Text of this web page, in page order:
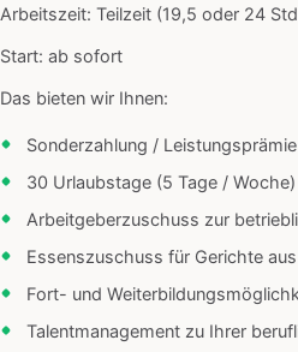
Arbeitszeit: Teilzeit (19,5 oder 24
Start: ab sofort
Das bieten wir Ihnen:
Sonderzahlung / Leistungsprämie
30 Urlaubstage (5 Tage / Woche)
Arbeitgeberzuschuss zur
Essenszuschuss für Gerichte
Fort- und
Talentmanagement zu Ihrer